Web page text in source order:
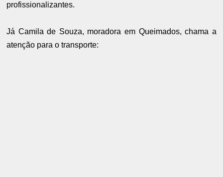
profissionalizantes.
Já Camila de Souza, moradora em Queimados, chama a
atenção para o transporte: